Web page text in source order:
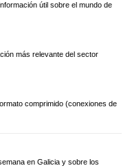
útil sobre el mundo de
más relevante del sector
comprimido (conexiones de
en Galicia y sobre los